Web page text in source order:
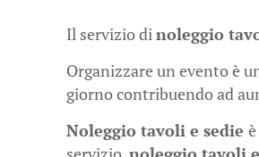
Il servizio dinoleggio
Organizzare un evento è
giorno contribuendo ad
Noleggio tavoli e sedie